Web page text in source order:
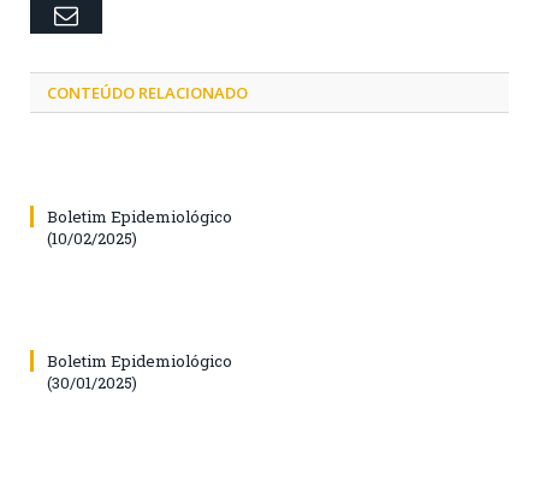
Email
CONTEÚDO RELACIONADO
Boletim Epidemiológico
(10/02/2025)
Boletim Epidemiológico
(30/01/2025)